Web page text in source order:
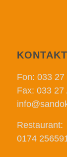
KONTAKT
Fon: 033
Fax: 033 27
Restaurant:
0174